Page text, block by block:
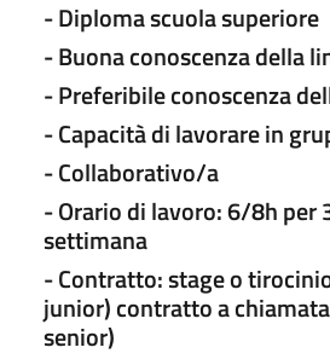
- Diploma scuola superiore
- Buona conoscenza della
- Preferibile conoscenza
- Capacità di lavorare in
- Collaborativo/a
- Orario di lavoro: 6/8h per
settimana
- Contratto: stage o
junior) contratto a
senior)